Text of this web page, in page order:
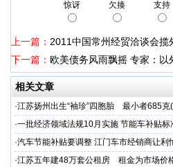
惊讶 欠揍 支持
上一篇： 2011中国常州经贸洽谈会揽
下一篇： 欧美债务风雨飘摇 专家：以
相关文章
·江苏扬州出生“袖珍”四胞胎 最小者685克
·一批经济领域法规10月实施 节能车补贴标
·汽车节能补贴要调整 江门车市经销商让利
·江苏五年建48万套公租房 租金为市场价